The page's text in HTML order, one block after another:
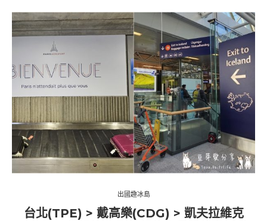
出國趣冰島
台北(TPE) > 戴高樂(CDG) > 凱夫拉維克